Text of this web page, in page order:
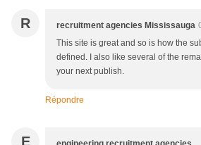
R recruitment agencies Mississauga
This site is great and so is how the
defined. I also like several of the
your next publish.
Répondre
E